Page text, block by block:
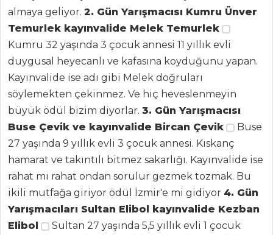
ANASAYFA
BLOG
Medya
Aktüel
Chefs
Haber
almaya geliyor. 2. Gün Yarışmacısı Kumru Ünver
Temurlek kayınvalide Melek Temurlek
Kumru 32 yaşında 3 çocuk annesi 11 yıllık evli
duygusal heyecanlı ve kafasına koyduğunu yapan.
Kayınvalide ise adı gibi Melek doğruları
söylemekten çekinmez. Ve hiç heveslenmeyin
büyük ödül bizim diyorlar. 3. Gün Yarışmacısı
Buse Çevik ve kayınvalide Bircan Çevik
Buse
27 yaşında 9 yıllık evli 3 çocuk annesi. Kıskanç
hamarat ve takıntılı bitmez sakarlığı. Kayınvalide ise
rahat mı rahat ondan sorulur gezmek tozmak. Bu
ikili mutfağa giriyor ödül İzmir'e mi gidiyor 4. Gün
Yarışmacıları Sultan Elibol kayınvalide Kezban
Elibol
Sultan 27 yaşında 5,5 yıllık evli 1 çocuk